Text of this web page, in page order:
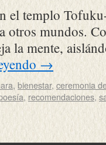
el templo
otros mundos.
la mente,
→
, bienestar, ceremonia
, recomendaciones,